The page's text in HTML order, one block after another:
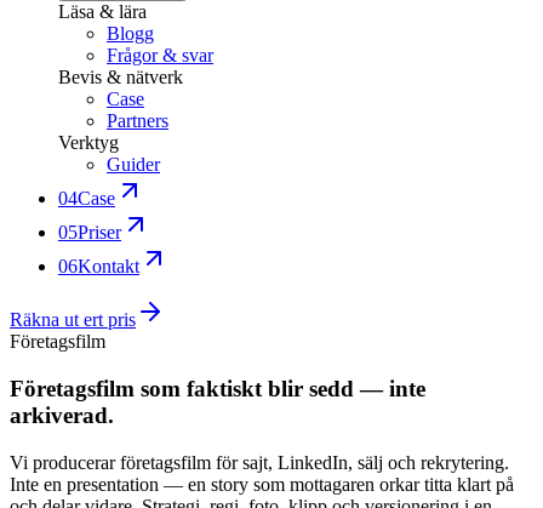
Läsa & lära
Blogg
Frågor & svar
Bevis & nätverk
Case
Partners
Verktyg
Guider
04Case
05Priser
06Kontakt
Räkna ut ert pris
Företagsfilm
Företagsfilm som faktiskt blir sedd — inte
arkiverad.
Vi producerar företagsfilm för sajt, LinkedIn, sälj och rekrytering.
Inte en presentation — en story som mottagaren orkar titta klart på